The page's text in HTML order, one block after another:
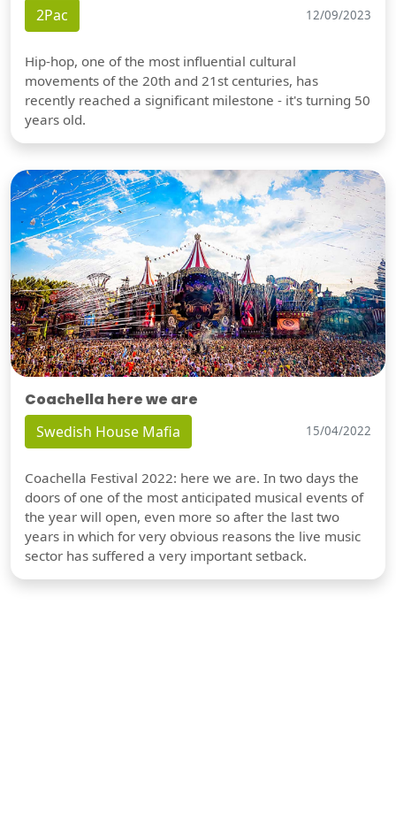
2Pac 12/09/2023
Hip-hop, one of the most influential cultural
movements of the 20th and 21st centuries, has
recently reached a significant milestone - it's turning 50
years old.
Coachella here we are
Swedish House Mafia 15/04/2022
Coachella Festival 2022: here we are. In two days the
doors of one of the most anticipated musical events of
the year will open, even more so after the last two
years in which for very obvious reasons the live music
sector has suffered a very important setback.